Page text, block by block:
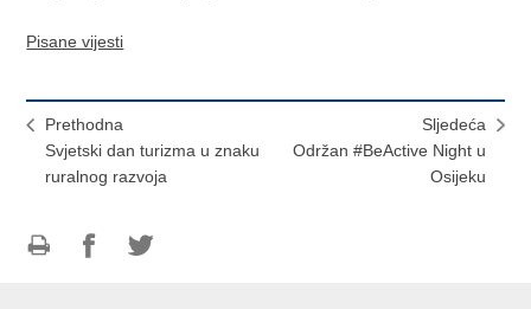
Pisane vijesti
Prethodna
Svjetski dan turizma u znaku
ruralnog razvoja
Sljedeća
​Održan #BeActive Night u
Osijeku